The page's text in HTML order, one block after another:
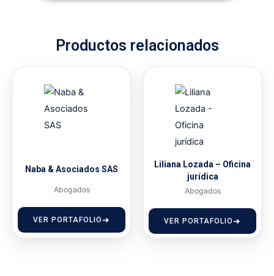
Productos relacionados
Naba & Asociados SAS
Abogados
VER PORTAFOLIO
Liliana Lozada – Oficina
jurídica
Abogados
VER PORTAFOLIO